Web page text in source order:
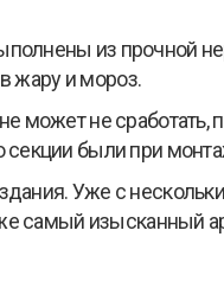
из прочной
жару и мороз.
может не сработать,
были при
Уже с
самый изысканный